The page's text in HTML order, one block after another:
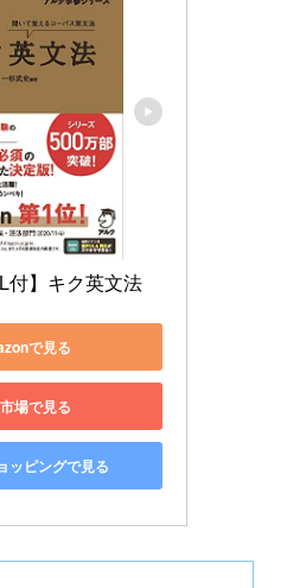
付】キク英文法
で見る
場で見る
ッピングで見る